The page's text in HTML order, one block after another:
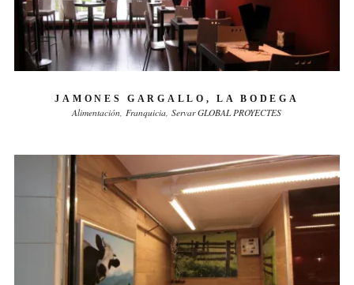
JAMONES GARGALLO, LA BODEGA
Alimentación Franquicia Servar GLOBAL PROYECTES